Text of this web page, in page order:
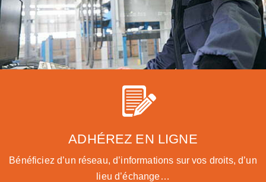
ADHÉREZ EN LIGNE
Bénéficiez d’un réseau, d’informations sur vos droits, d’un
lieu d’échange…